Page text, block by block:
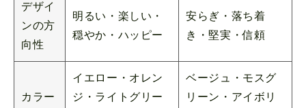
デザイ
ンの方
向性
明るい・楽しい・
穏やか・ハッピー
安らぎ・落ち着
き・堅実・信頼
カラー
イエロー・オレン
ジ・ライトグリー
ベージュ・モスグ
リーン・アイボリ